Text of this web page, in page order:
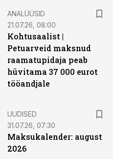
ANALÜÜSID
21.07.26, 08:00
Kohtusaalist |
Petuarveid maksnud
raamatupidaja peab
hüvitama 37 000 eurot
tööandjale
UUDISED
31.07.26, 07:30
Maksukalender: august
2026